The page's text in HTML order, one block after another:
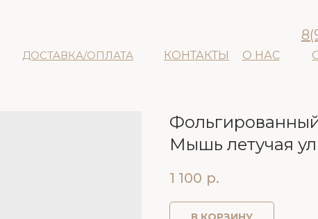
ДОСТАВКА/ОПЛАТА КОНТАКТЫ О НАС
Мышь летучая
1 100 р.